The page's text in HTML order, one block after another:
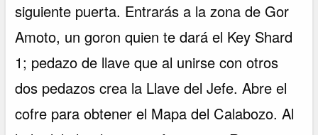
siguiente puerta. Entrarás a la zona de Gor
Amoto, un goron quien te dará el Key Shard
1; pedazo de llave que al unirse con otros
dos pedazos crea la Llave del Jefe. Abre el
cofre para obtener el Mapa del Calabozo. Al